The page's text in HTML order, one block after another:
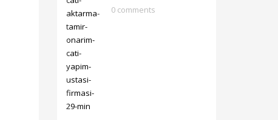
0 comments